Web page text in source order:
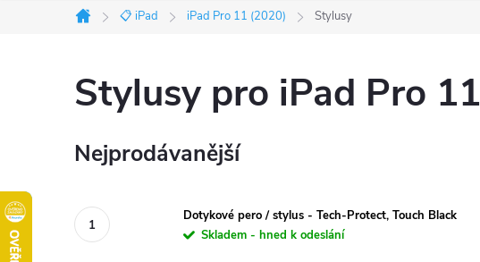
Domů
📋 iPad iPad Pro 11 (2020) Stylusy
Stylusy pro iPad Pro 11
Nejprodávanější
Dotykové pero / stylus - Tech-Protect, Touch Black
Skladem - hned k odeslání